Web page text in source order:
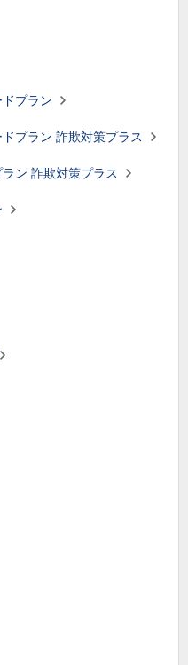
プラン
プラン 詐欺対策プラス
ン 詐欺対策プラス